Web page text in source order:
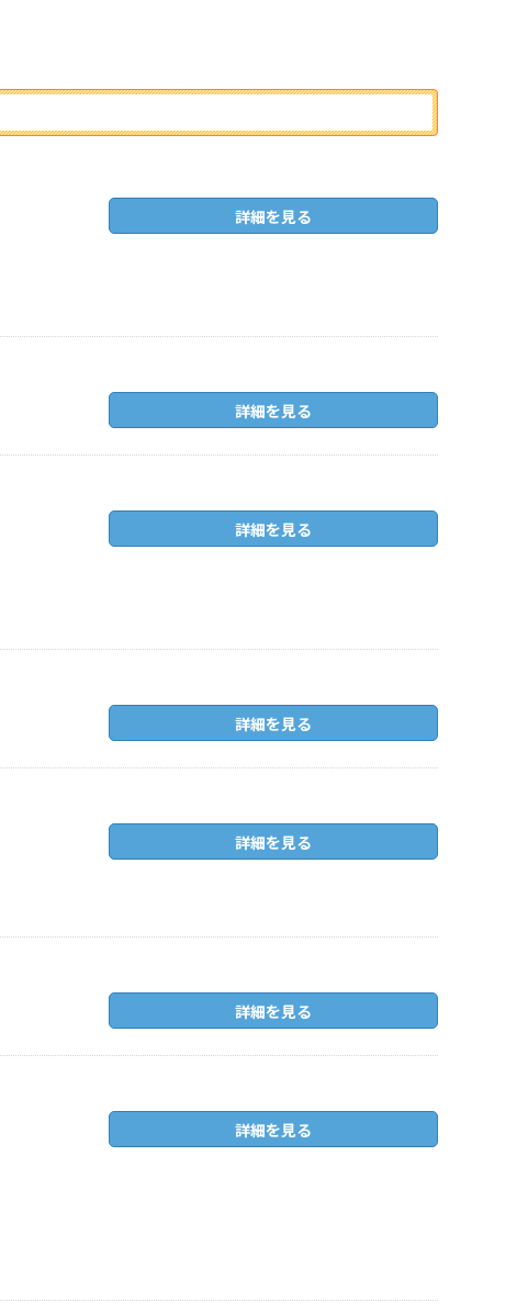
詳細を見る
詳細を見る
詳細を見る
詳細を見る
詳細を見る
詳細を見る
詳細を見る